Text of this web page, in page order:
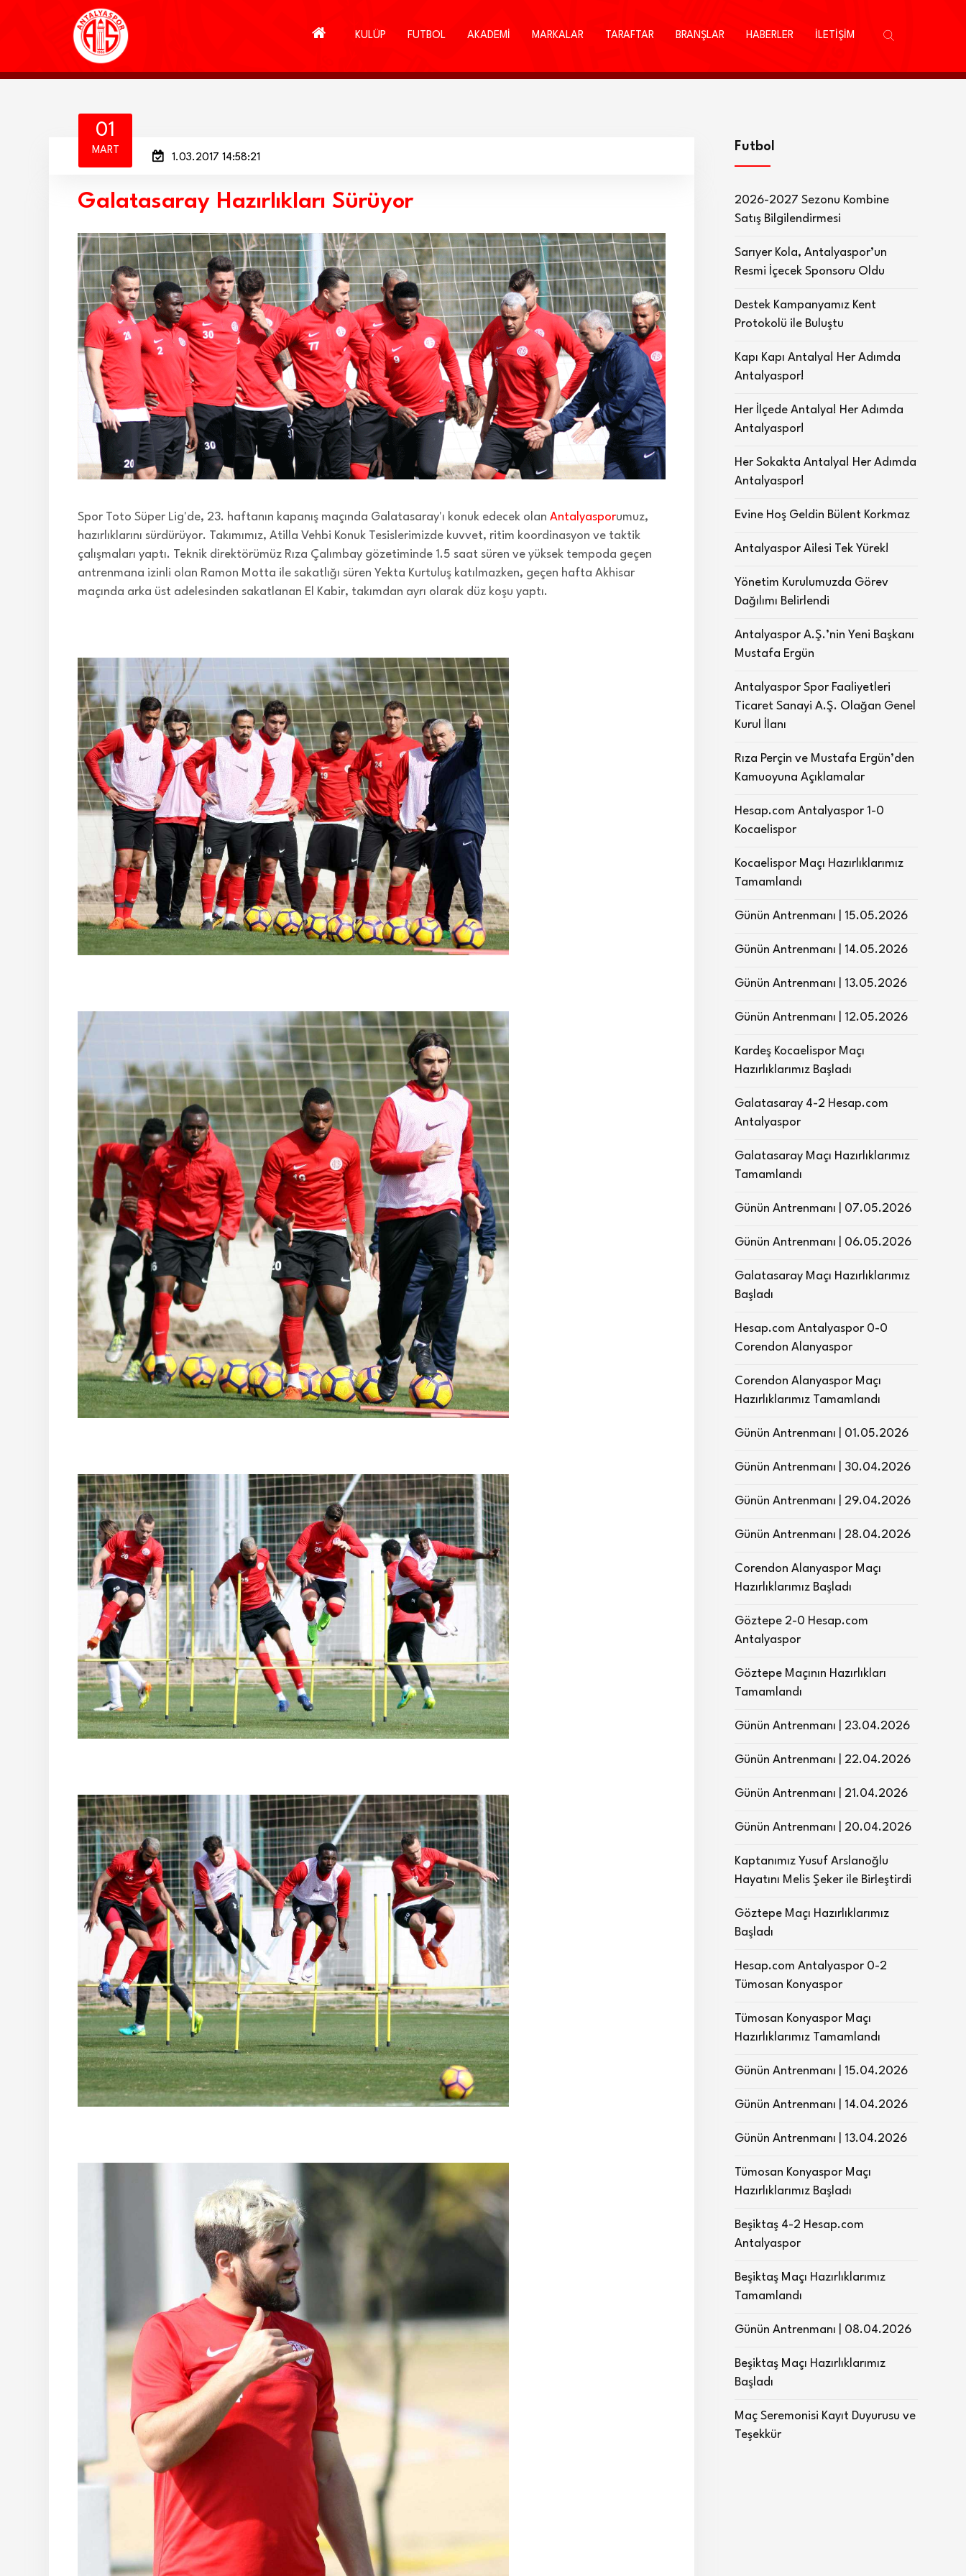
KULÜP FUTBOL AKADEMİ MARKALAR TARAFTAR BRANŞLAR HABERLER İLETİŞİM
01
MART
1.03.2017 14:58:21
Galatasaray Hazırlıkları Sürüyor
Spor Toto Süper Lig'de, 23. haftanın kapanış maçında Galatasaray'ı konuk edecek olan Antalyasporumuz,
hazırlıklarını sürdürüyor. Takımımız, Atilla Vehbi Konuk Tesislerimizde kuvvet, ritim koordinasyon ve taktik
çalışmaları yaptı. Teknik direktörümüz Rıza Çalımbay gözetiminde 1.5 saat süren ve yüksek tempoda geçen
antrenmana izinli olan Ramon Motta ile sakatlığı süren Yekta Kurtuluş katılmazken, geçen hafta Akhisar
maçında arka üst adelesinden sakatlanan El Kabir, takımdan ayrı olarak düz koşu yaptı.
Futbol
2026-2027 Sezonu Kombine
Satış Bilgilendirmesi
Sarıyer Kola, Antalyaspor’un
Resmi İçecek Sponsoru Oldu
Destek Kampanyamız Kent
Protokolü ile Buluştu
Kapı Kapı Antalya! Her Adımda
Antalyaspor!
Her İlçede Antalya! Her Adımda
Antalyaspor!
Her Sokakta Antalya! Her Adımda
Antalyaspor!
Evine Hoş Geldin Bülent Korkmaz
Antalyaspor Ailesi Tek Yürek!
Yönetim Kurulumuzda Görev
Dağılımı Belirlendi
Antalyaspor A.Ş.’nin Yeni Başkanı
Mustafa Ergün
Antalyaspor Spor Faaliyetleri
Ticaret Sanayi A.Ş. Olağan Genel
Kurul İlanı
Rıza Perçin ve Mustafa Ergün’den
Kamuoyuna Açıklamalar
Hesap.com Antalyaspor 1-0
Kocaelispor
Kocaelispor Maçı Hazırlıklarımız
Tamamlandı
Günün Antrenmanı | 15.05.2026
Günün Antrenmanı | 14.05.2026
Günün Antrenmanı | 13.05.2026
Günün Antrenmanı | 12.05.2026
Kardeş Kocaelispor Maçı
Hazırlıklarımız Başladı
Galatasaray 4-2 Hesap.com
Antalyaspor
Galatasaray Maçı Hazırlıklarımız
Tamamlandı
Günün Antrenmanı | 07.05.2026
Günün Antrenmanı | 06.05.2026
Galatasaray Maçı Hazırlıklarımız
Başladı
Hesap.com Antalyaspor 0-0
Corendon Alanyaspor
Corendon Alanyaspor Maçı
Hazırlıklarımız Tamamlandı
Günün Antrenmanı | 01.05.2026
Günün Antrenmanı | 30.04.2026
Günün Antrenmanı | 29.04.2026
Günün Antrenmanı | 28.04.2026
Corendon Alanyaspor Maçı
Hazırlıklarımız Başladı
Göztepe 2-0 Hesap.com
Antalyaspor
Göztepe Maçının Hazırlıkları
Tamamlandı
Günün Antrenmanı | 23.04.2026
Günün Antrenmanı | 22.04.2026
Günün Antrenmanı | 21.04.2026
Günün Antrenmanı | 20.04.2026
Kaptanımız Yusuf Arslanoğlu
Hayatını Melis Şeker ile Birleştirdi
Göztepe Maçı Hazırlıklarımız
Başladı
Hesap.com Antalyaspor 0-2
Tümosan Konyaspor
Tümosan Konyaspor Maçı
Hazırlıklarımız Tamamlandı
Günün Antrenmanı | 15.04.2026
Günün Antrenmanı | 14.04.2026
Günün Antrenmanı | 13.04.2026
Tümosan Konyaspor Maçı
Hazırlıklarımız Başladı
Beşiktaş 4-2 Hesap.com
Antalyaspor
Beşiktaş Maçı Hazırlıklarımız
Tamamlandı
Günün Antrenmanı | 08.04.2026
Beşiktaş Maçı Hazırlıklarımız
Başladı
Maç Seremonisi Kayıt Duyurusu ve
Teşekkür